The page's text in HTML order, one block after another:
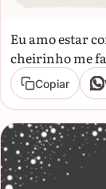
Eu amo estar
cheirinho me
Copiar